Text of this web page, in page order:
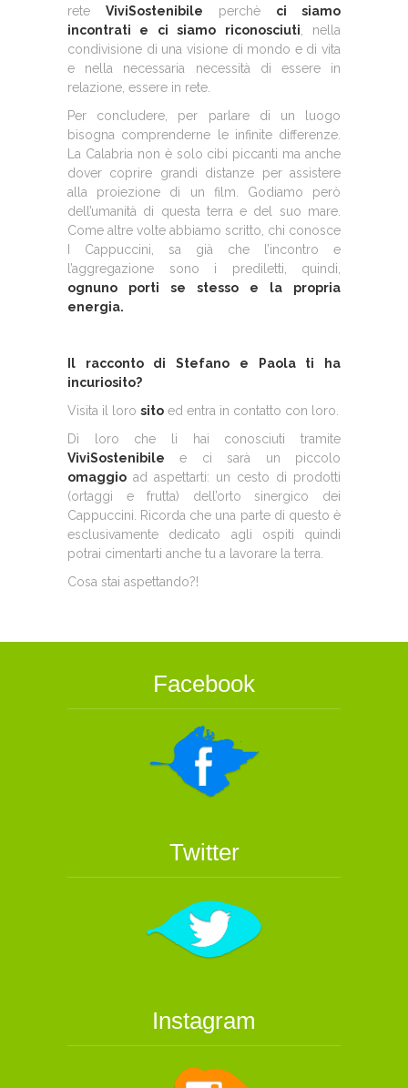
rete ViviSostenibile perchè ci siamo
incontrati e ci siamo riconosciuti , nella
condivisione di una visione di mondo e di vita
e nella necessaria necessità di essere in
relazione, essere in rete.
Per concludere, per parlare di un luogo
bisogna comprenderne le infinite differenze.
La Calabria non è solo cibi piccanti ma anche
dover coprire grandi distanze per assistere
alla proiezione di un film. Godiamo però
dell’umanità di questa terra e del suo mare.
Come altre volte abbiamo scritto, chi conosce
I Cappuccini, sa già che l’incontro e
l’aggregazione sono i prediletti, quindi,
ognuno porti se stesso e la propria
energia.
Il racconto di Stefano e Paola ti ha
incuriosito?
Visita il loro sito ed entra in contatto con loro.
Dì loro che li hai conosciuti tramite
ViviSostenibile e ci sarà un piccolo
omaggio ad aspettarti: un cesto di prodotti
(ortaggi e frutta) dell’orto sinergico dei
Cappuccini. Ricorda che una parte di questo è
esclusivamente dedicato agli ospiti quindi
potrai cimentarti anche tu a lavorare la terra.
Cosa stai aspettando?!
Facebook
Twitter
Instagram